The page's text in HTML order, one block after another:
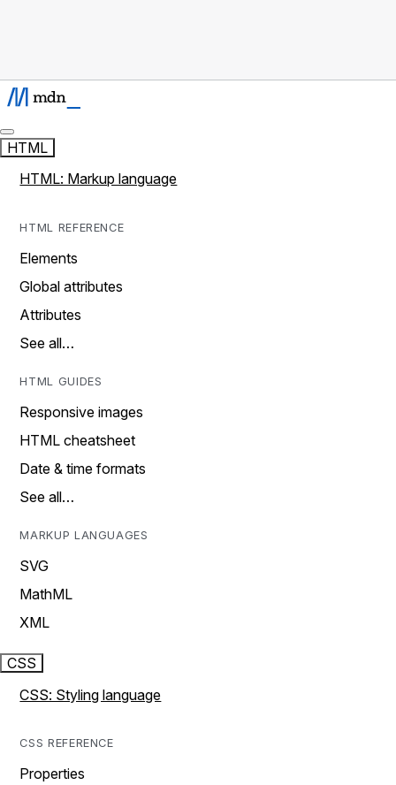
HTML
HTML: Markup language
HTML REFERENCE
Elements
Global attributes
Attributes
See all…
HTML GUIDES
Responsive images
HTML cheatsheet
Date & time formats
See all…
MARKUP LANGUAGES
SVG
MathML
XML
CSS
CSS: Styling language
CSS REFERENCE
Properties